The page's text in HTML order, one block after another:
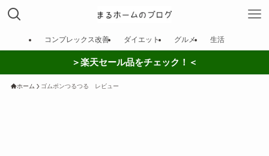
コンプレックス改善 ダイエット グルメ 生活
＞楽天セール品をチェック！＜
ホーム ゴムポンつるつる レビュー